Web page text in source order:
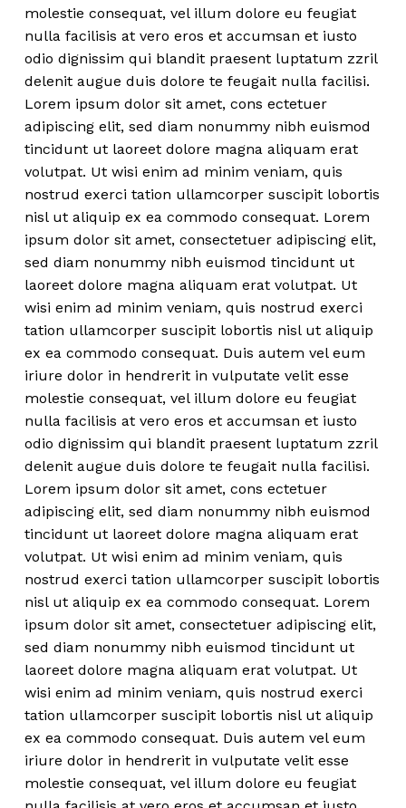
molestie consequat, vel illum dolore eu feugiat
nulla facilisis at vero eros et accumsan et iusto
odio dignissim qui blandit praesent luptatum zzril
delenit augue duis dolore te feugait nulla facilisi.
Lorem ipsum dolor sit amet, cons ectetuer
adipiscing elit, sed diam nonummy nibh euismod
tincidunt ut laoreet dolore magna aliquam erat
volutpat. Ut wisi enim ad minim veniam, quis
nostrud exerci tation ullamcorper suscipit lobortis
nisl ut aliquip ex ea commodo consequat. Lorem
ipsum dolor sit amet, consectetuer adipiscing elit,
sed diam nonummy nibh euismod tincidunt ut
laoreet dolore magna aliquam erat volutpat. Ut
wisi enim ad minim veniam, quis nostrud exerci
tation ullamcorper suscipit lobortis nisl ut aliquip
ex ea commodo consequat. Duis autem vel eum
iriure dolor in hendrerit in vulputate velit esse
molestie consequat, vel illum dolore eu feugiat
nulla facilisis at vero eros et accumsan et iusto
odio dignissim qui blandit praesent luptatum zzril
delenit augue duis dolore te feugait nulla facilisi.
Lorem ipsum dolor sit amet, cons ectetuer
adipiscing elit, sed diam nonummy nibh euismod
tincidunt ut laoreet dolore magna aliquam erat
volutpat. Ut wisi enim ad minim veniam, quis
nostrud exerci tation ullamcorper suscipit lobortis
nisl ut aliquip ex ea commodo consequat. Lorem
ipsum dolor sit amet, consectetuer adipiscing elit,
sed diam nonummy nibh euismod tincidunt ut
laoreet dolore magna aliquam erat volutpat. Ut
wisi enim ad minim veniam, quis nostrud exerci
tation ullamcorper suscipit lobortis nisl ut aliquip
ex ea commodo consequat. Duis autem vel eum
iriure dolor in hendrerit in vulputate velit esse
molestie consequat, vel illum dolore eu feugiat